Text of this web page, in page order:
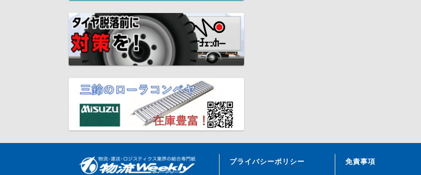
プライバシーポリシー 免責事項